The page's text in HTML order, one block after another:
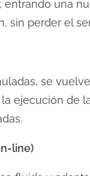
entrando una
sin perder el
se
ejecución de
line)